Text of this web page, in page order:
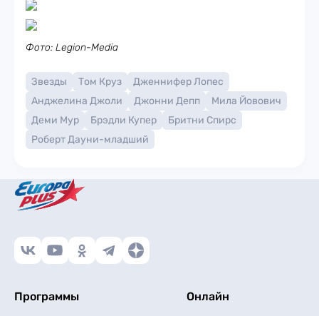
Фото: Legion-Media
Звезды Том Круз
Дженнифер Лопес
Анджелина Джоли
Джонни Депп
Мила Йовович
Деми Мур
Брэдли Купер
Бритни Спирс
Роберт Дауни-младший
Программы Онлайн